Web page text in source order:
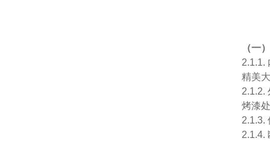
（一
2.1.1.
精美
2.1.2.
烤漆
2.1.3.
2.1.4.